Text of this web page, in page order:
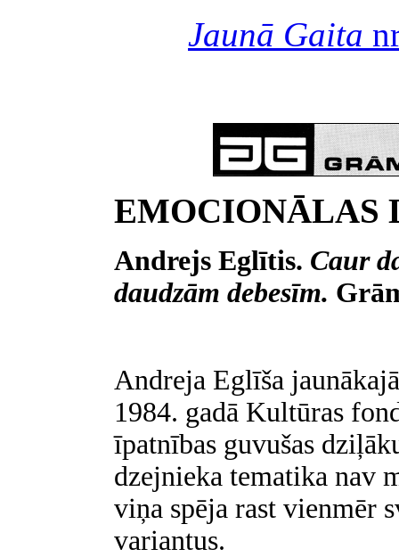
Jaunā Gaita
EMOCIONĀLAS
Andrejs Eglītis. Caur
daudzām debesīm.
Andreja Eglīša
1984. gadā Kultūras
īpatnības guvušas
dzejnieka tematika nav
viņa spēja rast vienmēr
variantus.